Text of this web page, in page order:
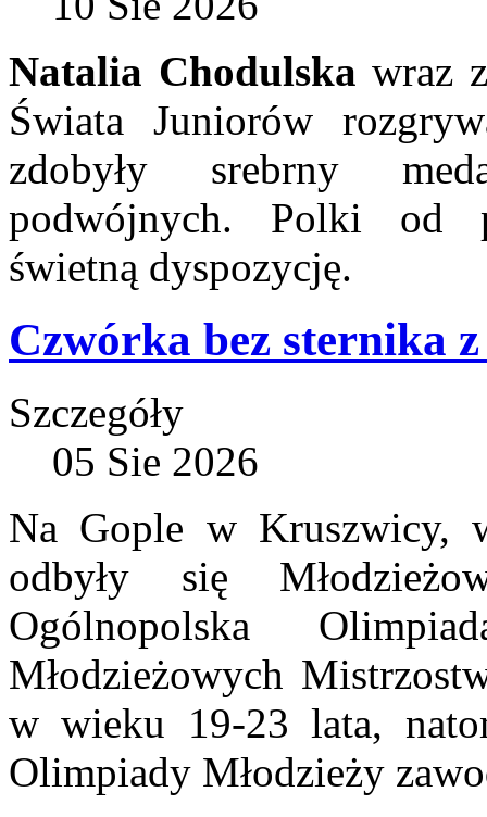
Natalia Chodulska wraz
Świata Juniorów
zdobyły srebrny
podwójnych. Polki od
świetną dyspozycję.
Czwórka bez sternika
Szczegóły
05 Sie 2026
Na Gople w Kruszwicy,
odbyły się
Ogólnopolska
Młodzieżowych
w wieku 19-23 lata,
Olimpiady Młodzieży